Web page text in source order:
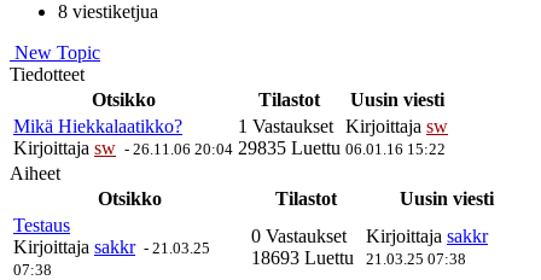
8 viestiketjua
New Topic
Tiedotteet
Otsikko
Tilastot
Uusin viesti
Mikä Hiekkalaatikko?
Kirjoittaja sw - 26.11.06 20:04
1 Vastaukset
29835 Luettu
Kirjoittaja sw
06.01.16 15:22
Aiheet
Otsikko
Tilastot
Uusin viesti
Testaus
Kirjoittaja sakkr - 21.03.25
07:38
0 Vastaukset
18693 Luettu
Kirjoittaja sakkr
21.03.25 07:38